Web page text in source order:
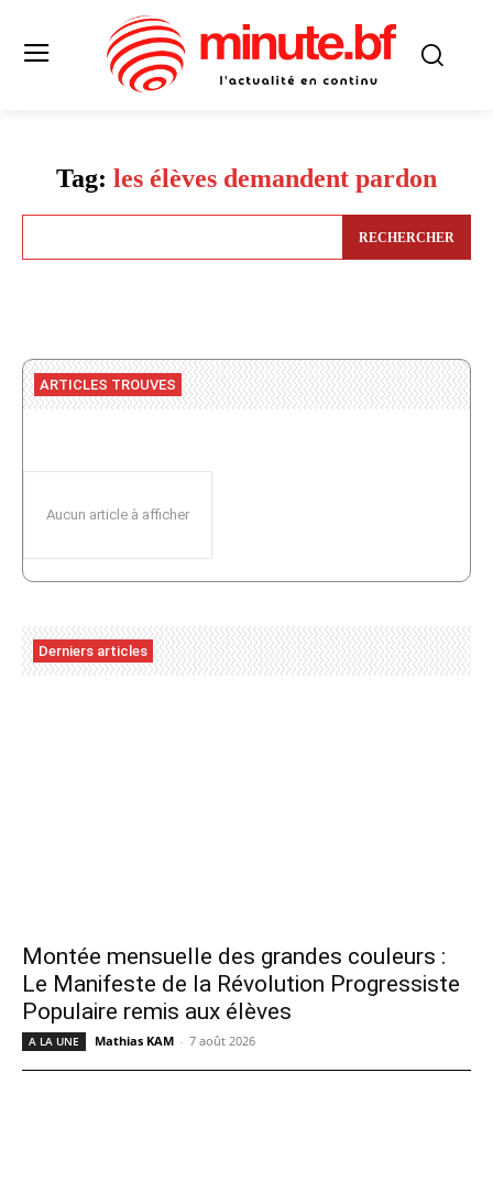
Tag: les élèves demandent pardon
RECHERCHER
ARTICLES TROUVES
Aucun article à afficher
Derniers articles
Montée mensuelle des grandes couleurs :
Le Manifeste de la Révolution Progressiste
Populaire remis aux élèves
A LA UNE Mathias KAM - 7 août 2026